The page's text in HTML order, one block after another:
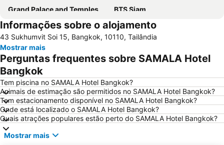
Grand Palace and Temples and City Tour
BTS Siam
BTS Phaya Thai
BTS Nana
The Platinum Fashion
Yaowarat
Bangkok's Grand Palace Complex and Wat Phra Kaew
Aeroporto Don Mueang
Central World Plaza
Chatuchak Market
Grande Palácio Phra Borom
Wat Arun
Chao Phraya River and Bangkok Waterways Cruise including Wat Arun
BTS Ratchathewi
BTS Ekkamai
MRT Bang Rak Yai
BTS Phrom Phong
MRT Si Lom
Informações sobre o alojamento
43 Sukhumvit Soi 15, Bangkok, 10110, Tailândia
Mostrar mais
Perguntas frequentes sobre SAMALA Hotel
Bangkok
Tem piscina no SAMALA Hotel Bangkok?
Animais de estimação são permitidos no SAMALA Hotel Bangkok?
Tem estacionamento disponível no SAMALA Hotel Bangkok?
Onde está localizado o SAMALA Hotel Bangkok?
Quais atrações populares estão perto do SAMALA Hotel Bangkok?
Mostrar mais